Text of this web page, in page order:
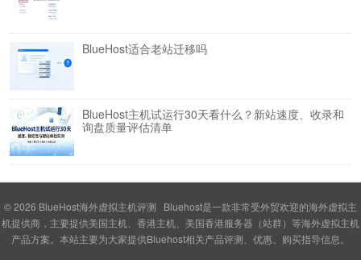
BlueHost适合老站迁移吗
BlueHost主机试运行30天看什么？新站速度、收录和
询盘质量评估清单
© 2026 BlueHost海外虚拟主机评测 Bluehost是一款非常受外贸欢迎的海外虚拟主
机提供商，主要提供美国主机、香港主机、美国香港服务器（站群）等海外虚拟主机
产品方案。本站主要为大家提供Bluehost相关产品评测、优惠、购买指导信息。